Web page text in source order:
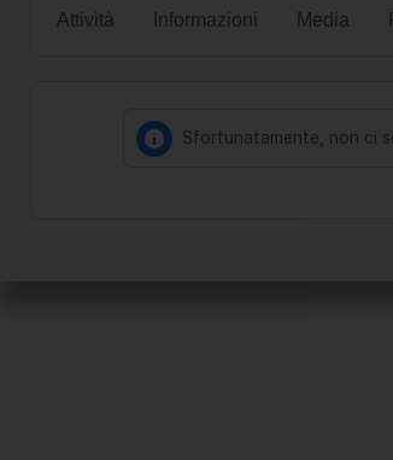
Attività Informazioni Media
Sfortunatamente, non ci